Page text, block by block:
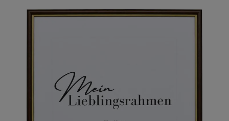
Afbeeldingengalerij overslaan